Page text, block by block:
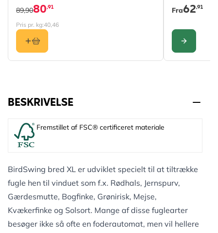
80,91
89,90
Pris pr. kg:40,46
Fra62,91
KONFIGURER
BESKRIVELSE
Fremstillet af FSC® certificeret materiale
BirdSwing bred XL er udviklet specielt til at tiltrække
fugle hen til vinduet som f.x. Rødhals, Jernspurv,
Gærdesmutte, Bogfinke, Grønirisk, Mejse,
Kvækerfinke og Solsort. Mange af disse fuglearter
besøger ikke så ofte en foderautomat, men vil hellere